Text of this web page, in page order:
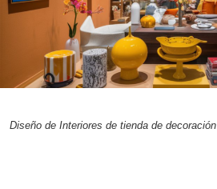
Diseño de Interiores de tienda de decoración